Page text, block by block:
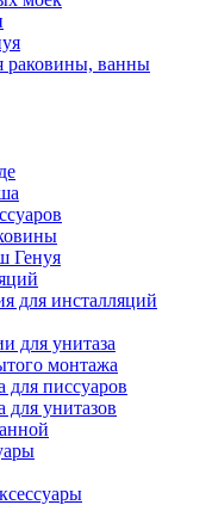
раковины, ванны
Генуя
для инсталляций
для унитаза
монтажа
писсуаров
унитазов